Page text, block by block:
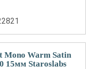
Mono Warm Satin
15мм Staroslabs